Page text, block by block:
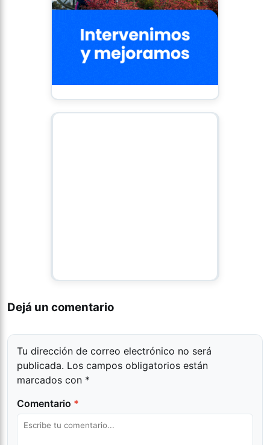
Dejá un comentario
Tu dirección de correo electrónico no será
publicada. Los campos obligatorios están
marcados con *
Comentario *